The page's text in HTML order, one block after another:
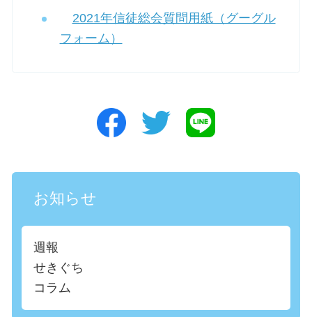
2021年信徒総会質問用紙（グーグル
フォーム）
お知らせ
週報
せきぐち
コラム